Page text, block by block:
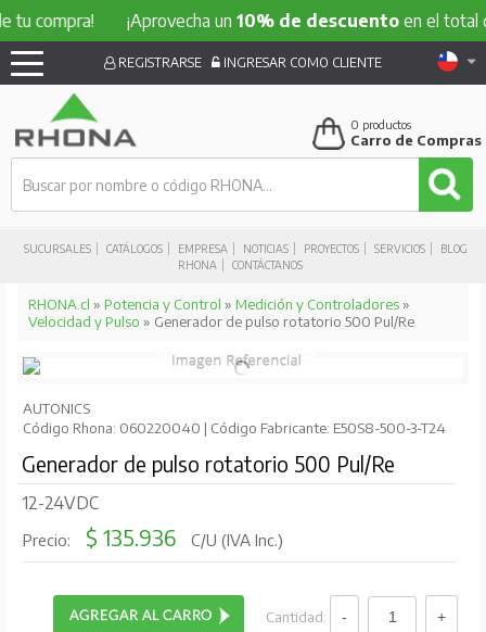
¡Aprovecha un10% de descuentoen el total de tu
SUCURSALES CATÁLOGOS EMPRESA NOTICIAS PROYECTOS SERVICIOS
BLOG
RHONA
CONTÁCTANOS
REGISTRARSE INGRESAR COMO CLIENTE
0 productos
Carro de Compras
RHONA.cl » Potencia y Control » Medición y Controladores»
Velocidad y Pulso » Generador de pulso rotatorio 500 Pul/Re
AUTONICS
Código Rhona: 060220040 | Código Fabricante: E50S8-500-3-T24
Generador de pulso rotatorio 500 Pul/Re
12-24VDC
Precio: $ 135.936 C/U (IVA Inc.)
Cantidad: